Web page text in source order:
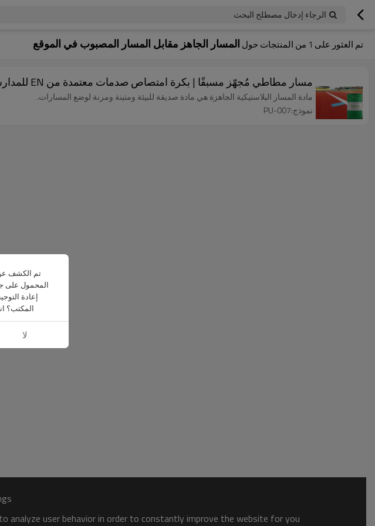
الرجاء إدخال مصطلح البحث
تم العثور على 1 من المنتجات حول المسار الجاهز مقابل المسار المصبوب في الموقع
مسار مطاطي مُجهّز مسبقًا | بكرة امتصاص صدمات معتمدة من EN للمدارس والصالات الرياضية
مادة المسار البلاستيكية الجاهزة هي مادة صديقة للبيئة ومتينة ومرنة لوضع المسارات.
نموذج:PU-007
analyze user behavior in order to constantly improve the website for you.
تم الكشف
المحمول على
إعادة
المكتب؟
لا